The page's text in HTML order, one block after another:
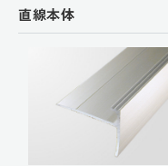
直線本体